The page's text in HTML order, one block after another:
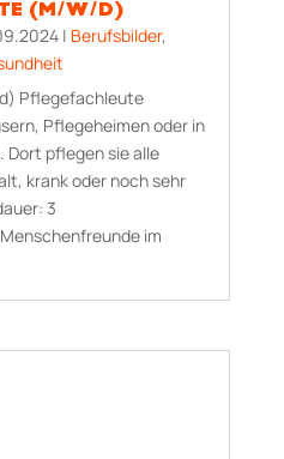
(M/W/D)
| Berufsbilder,
Pflegefachleute
Pflegeheimen oder in
Dort pflegen sie alle
krank oder noch sehr
3
im